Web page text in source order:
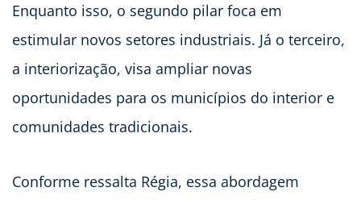
Enquanto isso, o segundo pilar foca em
estimular novos setores industriais. Já o terceiro,
a interiorização, visa ampliar novas
oportunidades para os municípios do interior e
comunidades tradicionais.
Conforme ressalta Régia, essa abordagem